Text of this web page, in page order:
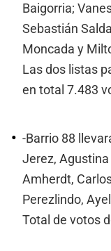
Baigorria;
Sebastián
Moncada y
Las dos listas
en total 7.483
-Barrio 88
Jerez,
Amherdt,
Perezlindo,
Total de votos